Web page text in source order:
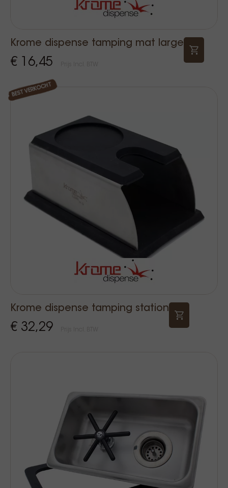
Krome dispense tamping mat large
€ 16,45
BEST VERKOCHT
Krome dispense tamping station
€ 32,29